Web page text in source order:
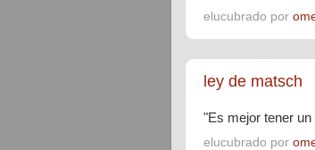
elucubrado por
ley de matsch
"Es mejor tener
elucubrado por